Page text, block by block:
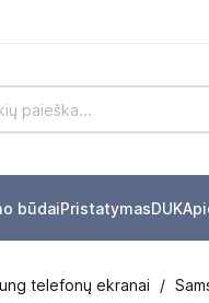
būdaiPristatymasDUK
telefonų ekranai